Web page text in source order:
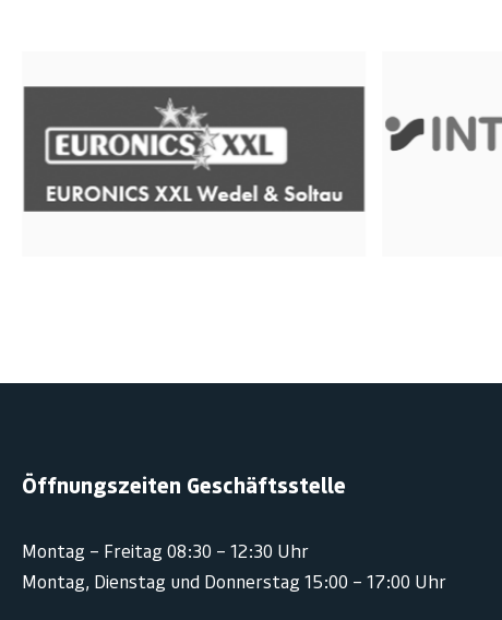
Öffnungszeiten Geschäftsstelle
Montag – Freitag 08:30 – 12:30 Uhr
Montag, Dienstag und Donnerstag 15:00 – 17:00 Uhr